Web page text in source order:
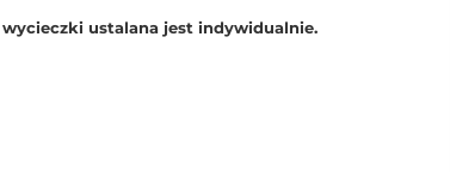
ustalana jest indywidualnie.